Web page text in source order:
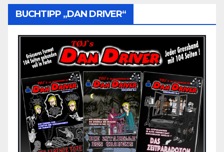
BUCHTIPP „DAN DRIVER“